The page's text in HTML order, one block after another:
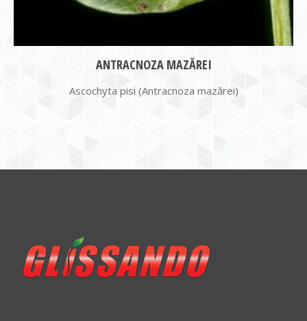
ANTRACNOZA MAZĂREI
Ascochyta pisi (Antracnoza mazărei)